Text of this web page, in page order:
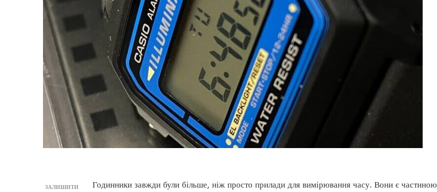
ЗАЛИШИТИ
Годинники завжди були більше, ніж просто прилади для вимірювання часу. Вони є частиною